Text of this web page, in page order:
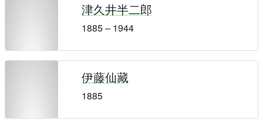
津久井半二郎
1885 – 1944
伊藤仙藏
1885